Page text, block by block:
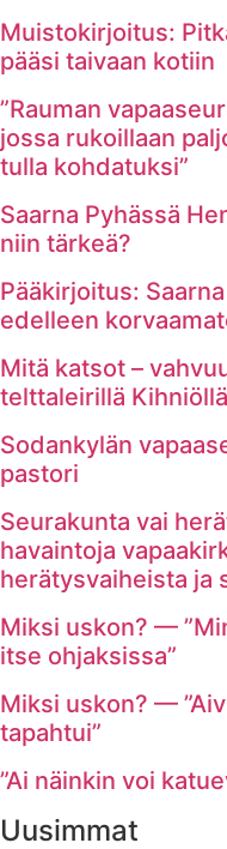
Muistokirjoitus:
pääsi taivaan kotiin
”Rauman
jossa rukoillaan
tulla kohdatuksi”
Saarna Pyhässä
niin tärkeä?
Pääkirjoitus:
edelleen
Mitä katsot –
telttaleirillä Kihniöllä
Sodankylän
pastori
Seurakunta vai
havaintoja
herätysvaiheista ja
Miksi uskon? —
itse ohjaksissa”
Miksi uskon? —
tapahtui”
”Ai näinkin voi
Uusimmat